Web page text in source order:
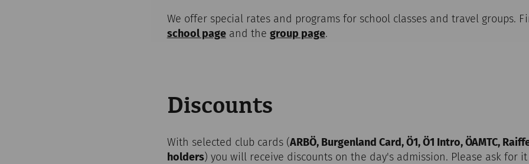
We offer special rates and programs for school classes and travel groups.
school pageand the group page.
Discounts
With selected club cards (ARBÖ, Burgenland Card, Ö1, Ö1 Intro, ÖAMTC,
holders) you will receive discounts on the day's admission. Please ask for